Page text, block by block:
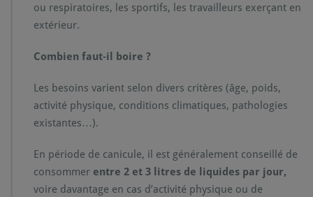
ou respiratoires, les sportifs, les travailleurs exerçant en
extérieur.
Combien faut-il boire ?
Les besoins varient selon divers critères (âge, poids,
activité physique, conditions climatiques, pathologies
existantes…).
En période de canicule, il est généralement conseillé de
consommer entre 2 et 3 litres de liquides par jour,
voire davantage en cas d’activité physique ou de